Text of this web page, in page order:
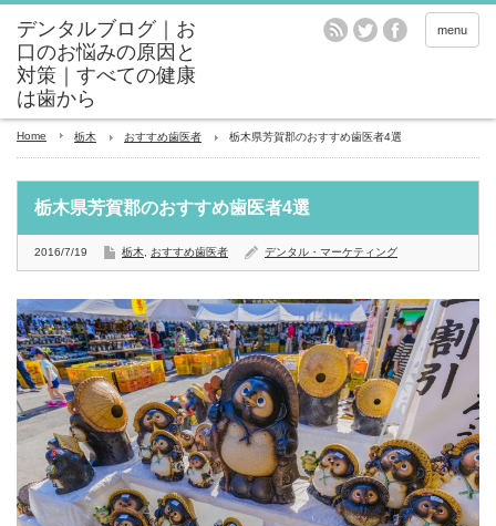
menu
Home 栃木 おすすめ歯医者 栃木県芳賀郡のおすすめ歯医者4選
栃木県芳賀郡のおすすめ歯医者4選
2016/7/19 栃木 おすすめ歯医者 デンタル・マーケティング